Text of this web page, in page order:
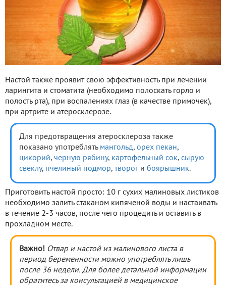
Настой также проявит свою эффективность при лечении
ларингита и стоматита (необходимо полоскать горло и
полость рта), при воспалениях глаз (в качестве примочек),
при артрите и атеросклерозе.
Для предотвращения атеросклероза также
показано употреблять мангольд, орех пекан,
цикорий, черную рябину, картофельный сок, сырую
свеклу, пчелиный подмор, творог и боярышник.
Приготовить настой просто: 10 г сухих малиновых листиков
необходимо залить стаканом кипяченой воды и настаивать
в течение 2-3 часов, после чего процедить и оставить в
прохладном месте.
Важно! Отвар и настой из малинового листа в
период беременности можно употреблять лишь
после 36 недели. Для более детальной информации
обратитесь за консультацией в медицинское